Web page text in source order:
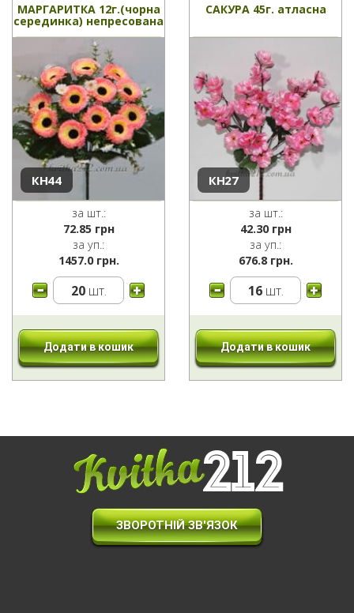
МАРГАРИТКА 12г.(чорна
серединка) непресована
КН44
за шт.:
72.85 грн
за уп.:
1457.0 грн.
20шт.
Додати в кошик
САКУРА 45г. атласна
КН27
за шт.:
42.30 грн
за уп.:
676.8 грн.
16шт.
Додати в кошик
ЗВОРОТНІЙ ЗВ'ЯЗОК